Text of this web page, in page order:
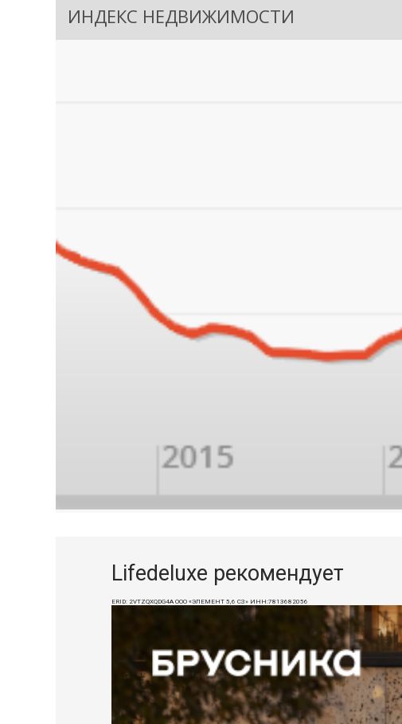
ИНДЕКС НЕДВИЖИМОСТИ
Lifedeluxe рекомендует
ERID: 2VTZQXQDG4A ООО «ЭЛЕМЕНТ 5,6 СЗ» ИНН:7813682056